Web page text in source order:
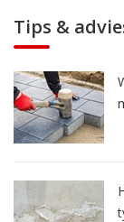
Tips &